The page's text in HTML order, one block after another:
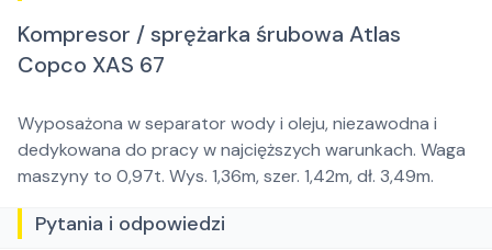
Kompresor / sprężarka śrubowa Atlas
Copco XAS 67
Wyposażona w separator wody i oleju, niezawodna i
dedykowana do pracy w najcięższych warunkach. Waga
maszyny to 0,97t. Wys. 1,36m, szer. 1,42m, dł. 3,49m.
Pytania i odpowiedzi